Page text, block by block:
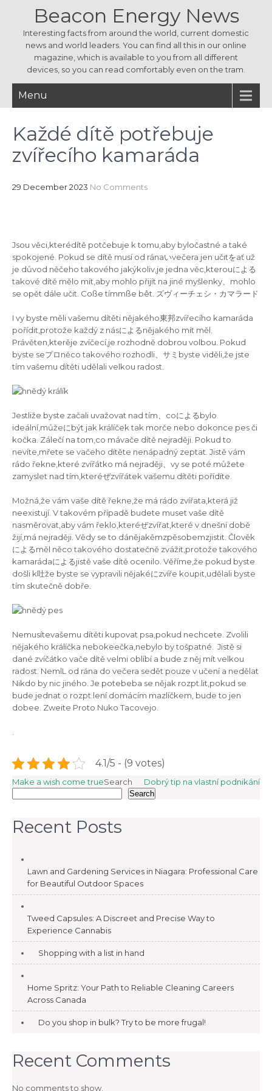
Beacon Energy News
Interesting facts from around the world, current domestic
news and world leaders. You can find all this in our online
magazine, which is available to you from all different
devices, so you can read comfortably even on the tram.
Menu
Každé dítě potřebuje
zvířecího kamaráda
29 December 2023 No Comments
Jsou věci,kterédítě potčebuje k tomu,aby byločastné a také
spokojené. Pokud se dítě musí od ránaいvečera jen učitをať už
je důvod něčeho takového jakýkoliv,je jedna věc,kterouによる
takové dítě mělo mít,aby mohlo přijít na jiné myšlenky、mohlo
se opět dále učit. Coße tímmße bêt. ズヴィーチェシ・カマラード
I vy byste měli vašemu dítěti nějakého東邦zvířecího kamaráda
pořídit,protože každý z násによるnějakého mít měl.
Právěten,kterěje zvíčecí,je rozhodně dobrou volbou. Pokud
byste seプロněco takového rozhodli、サミbyste viděli,že jste
tím vašemu dítěti udělali velkou radost.
Jestliže byste začali uvažovat nad tím、coによるbylo
ideální,můžeにbýt jak králíček tak morče nebo dokonce pes či
kočka. Zálečí na tom,co mávače dítě nejraději. Pokud to
nevíte,mřete se vačeho dítěte nenápadný zeptat. Jistě vám
rádo řekne,které zvířátko má nejraději、vy se poté můžete
zamyslet nad tím,kteréぜzvířátek vašemu dítěti pořídíte.
Možná,že vám vaše dítě řekne,že má rádo zvířata,která již
neexistují. V takovém případě budete muset vaše dítě
nasměrovat,aby vám řeklo,kteréぜzvířat,které v dnešní době
žijí,má nejraději. Vědy se to dánějakěmzpěsobemzjistit. Člověk
によるměl něco takového dostatečně zvážit,protože takového
kamarádaによるjistě vaše dítě ocenilo. Věříme,že pokud byste
došli k吐že byste se vypravili nějakéにzvíře koupit,udělali byste
tím skutečně dobře.
Nemusítevašemu dítěti kupovat psa,pokud nechcete. Zvolili
nějakého králíčka nebokeečka,nebylo by tošpatné.
Jistě si
dané zvíčátko vače dítě velmi oblíbí a bude z něj mít velkou
radost. NemlL od rána do večera sedět pouze v učení a nedělat
Nikdo by nic jiného. Je potebeba se nějak rozpt.lit,pokud se
bude jednat o rozpt.lení domácím mazlíčkem, bude to jen
dobee. Zweite Proto Nuko Tacovejo.
4.1/5 - (9 votes)
Post
navigation
Make a wish come true Dobrý tip na vlastní podnikání
Search
Search
Recent Posts
Lawn and Gardening Services in Niagara: Professional Care
for Beautiful Outdoor Spaces
Tweed Capsules: A Discreet and Precise Way to
Experience Cannabis
Shopping with a list in hand
Home Spritz: Your Path to Reliable Cleaning Careers
Across Canada
Do you shop in bulk? Try to be more frugal!
Recent Comments
No comments to show.